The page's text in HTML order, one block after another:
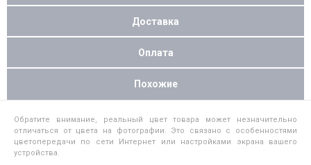
Доставка
Оплата
Похожие
Обратите внимание, реальный цвет товара может незначительно
отличаться от цвета на фотографии. Это связано с особенностями
цветопередачи по сети Интернет или настройками экрана вашего
устройства.